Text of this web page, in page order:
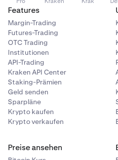
Börsenausfälle oder
den Zugang zu Mitteln
Betrugsrisiken
:
Schneeballsysteme
Verlust von Investitionen
Technologische Risiken
:
Blockchain-Technologie
oder den Wert einer
Gegenpartei-Risiken
:
-Plattform insolvent geht
Smart Contract-Risiken
:
Features
Margin-Trading
Futures-Trading
OTC Trading
Institutionen
API-Trading
Kraken API Center
Staking-Prämien
Geld senden
Sparpläne
Krypto kaufen
Krypto verkaufen
Preise ansehen